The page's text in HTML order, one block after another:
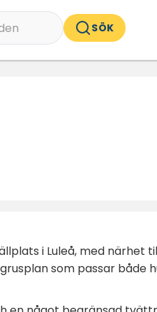
SÖK
i Luleå, med närhet
som passar både